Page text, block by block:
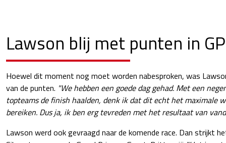
Lawson blij met punten in
Hoewel dit moment nog moet worden nabesproken, was
van de punten. "We hebben een goede dag gehad. Met een
topteams de finish haalden, denk ik dat dit echt het maximale
bereiken. Dus ja, ik ben erg tevreden met het resultaat van
Lawson werd ook gevraagd naar de komende race. Dan strijkt